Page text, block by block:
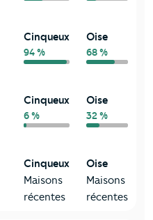
Cinqueux
94 %
Oise
68 %
Cinqueux
6 %
Oise
32 %
Cinqueux
Maisons
récentes
Oise
Maisons
récentes